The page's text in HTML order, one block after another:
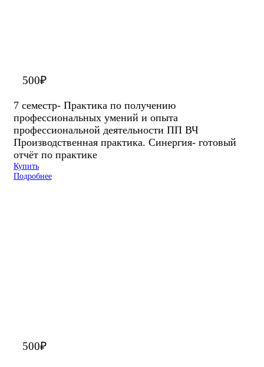
500₽
7 семестр- Практика по получению
профессиональных умений и опыта
профессиональной деятельности ПП ВЧ
Производственная практика. Синергия- готовый
отчёт по практике
Купить
Подробнее
500₽